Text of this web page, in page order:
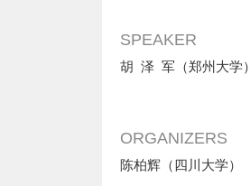
SPEAKER
胡 泽 军（郑州大学）
ORGANIZERS
陈柏辉（四川大学）